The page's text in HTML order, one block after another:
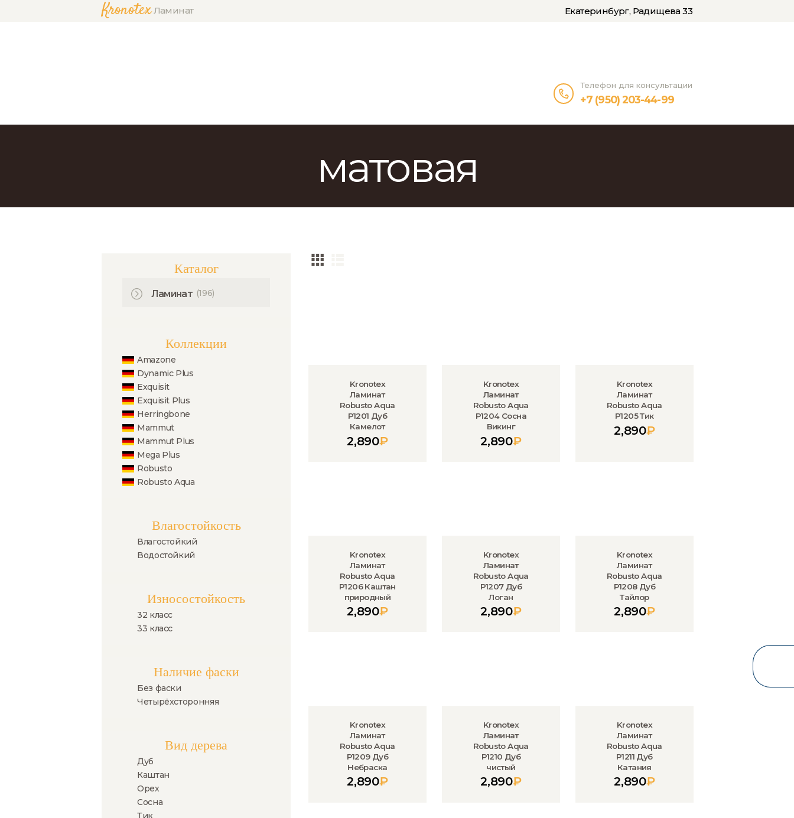
KronotexЛаминат Екатеринбург, Радищева 33
Телефон для консультации
+7 (950) 203-44-99
матовая
Kronotex
Ламинат
Robusto Aqua
P1201 Дуб
Камелот
2,890₽
Kronotex
Ламинат
Robusto Aqua
P1204 Сосна
Викинг
2,890₽
Kronotex
Ламинат
Robusto Aqua
P1205 Тик
2,890₽
Kronotex
Ламинат
Robusto Aqua
P1206 Каштан
природный
2,890₽
Kronotex
Ламинат
Robusto Aqua
P1207 Дуб
Логан
2,890₽
Kronotex
Ламинат
Robusto Aqua
P1208 Дуб
Тайлор
2,890₽
Kronotex
Ламинат
Robusto Aqua
P1209 Дуб
Небраска
2,890₽
Kronotex
Ламинат
Robusto Aqua
P1210 Дуб
чистый
2,890₽
Kronotex
Ламинат
Robusto Aqua
P1211 Дуб
Катания
2,890₽
Каталог
Ламинат (196)
Коллекции
Amazone
Dynamic Plus
Exquisit
Exquisit Plus
Herringbone
Mammut
Mammut Plus
Mega Plus
Robusto
Robusto Aqua
Влагостойкость
Влагостойкий
Водостойкий
Износостойкость
32 класс
33 класс
Наличие фаски
Без фаски
Четырёхсторонняя
Вид дерева
Дуб
Каштан
Орех
Сосна
Тик